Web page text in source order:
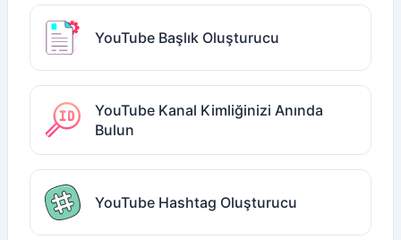
YouTube Başlık Oluşturucu
YouTube Kanal Kimliğinizi Anında
Bulun
YouTube Hashtag Oluşturucu